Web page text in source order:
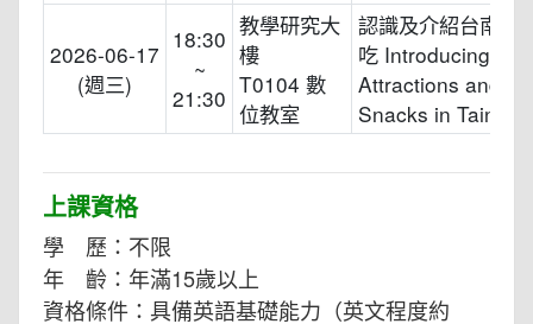
2026-06-17
(週三)
18:30
~
21:30
教學研究大
樓
T0104 數
位教室
認識及介紹台南景
吃 Introducing
Attractions and
Snacks in Tainan
上課資格
學 歷：不限
年 齡：年滿15歲以上
資格條件：具備英語基礎能力（英文程度約